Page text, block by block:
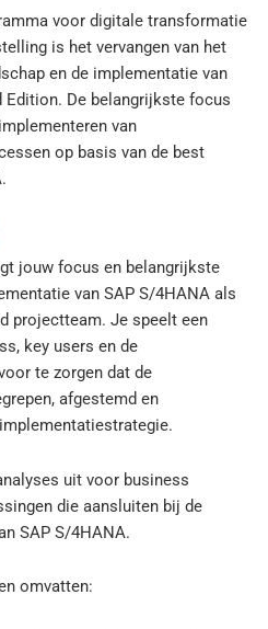
voor digitale transformatie
is het vervangen van het
en de implementatie van
Edition. De belangrijkste focus
van
op basis van de best
jouw focus en belangrijkste
van SAP S/4HANA als
projectteam. Je speelt een
key users en de
te zorgen dat de
afgestemd en
uit voor business
die aansluiten bij de
SAP S/4HANA.
omvatten: